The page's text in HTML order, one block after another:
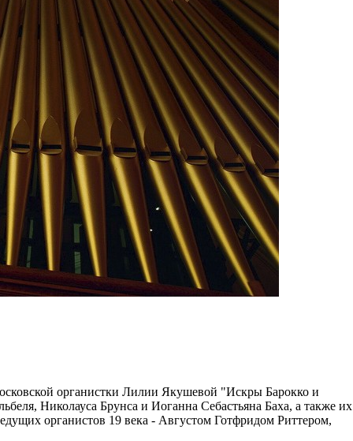
органистки Лилии Якушевой "Искры Барокко и
Николауса Брунса и Иоганна Себастьяна Баха, а также их
органистов 19 века - Августом Готфридом Риттером,